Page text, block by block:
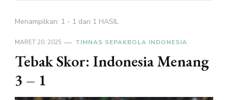
Menampilkan: 1 - 1 dari 1 HASIL
MARET 20, 2025 TIMNAS SEPAKBOLA INDONESIA
Tebak Skor: Indonesia Menang
3 – 1